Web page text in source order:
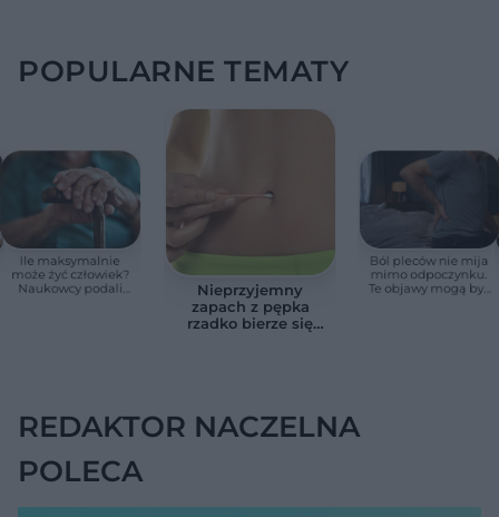
POPULARNE TEMATY
Ile maksymalnie
może żyć człowiek?
Naukowcy podali
Nieprzyjemny
zapach z pępka
rzadko bierze się
Ból pleców nie mija
mimo odpoczynku.
Te objawy mogą być
REDAKTOR NACZELNA
POLECA